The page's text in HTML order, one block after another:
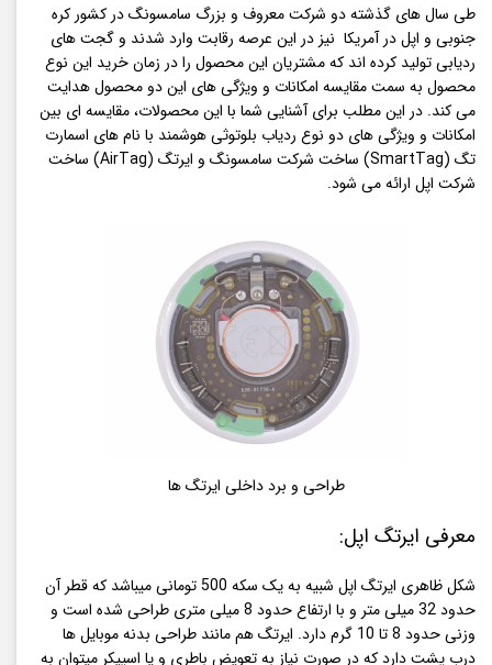
طی سال های گذشته دو شرکت معروف و بزرگ سامسونگ در کشور کره
جنوبی و اپل در آمریکا نیز در این عرصه رقابت وارد شدند و گجت های
ردیابی تولید کرده اند که مشتریان این محصول را در زمان خرید این نوع
محصول به سمت مقایسه امکانات و ویژگی های این دو محصول هدایت
می کند. در این مطلب برای آشنایی شما با این محصولات، مقایسه ای بین
امکانات و ویژگی های دو نوع ردیاب بلوتوثی هوشمند با نام های اسمارت
تگ (SmartTag) ساخت شرکت سامسونگ و ایرتگ (AirTag) ساخت
شرکت اپل ارائه می شود.
طراحی و برد داخلی ایرتگ ها
معرفی ایرتگ اپل:
شکل ظاهری ایرتگ اپل شبیه به یک سکه 500 تومانی میباشد که قطر آن
حدود 32 میلی متر و با ارتفاع حدود 8 میلی متری طراحی شده است و
وزنی حدود 8 تا 10 گرم دارد. ایرتگ هم مانند طراحی بدنه موبایل ها
درب پشت دارد که در صورت نیاز به تعویض باطری و یا اسپیکر میتوان به